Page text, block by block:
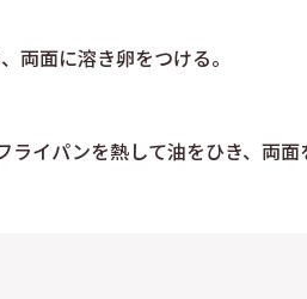
両面に溶き卵をつける。
イパンを熱して油をひき、両面